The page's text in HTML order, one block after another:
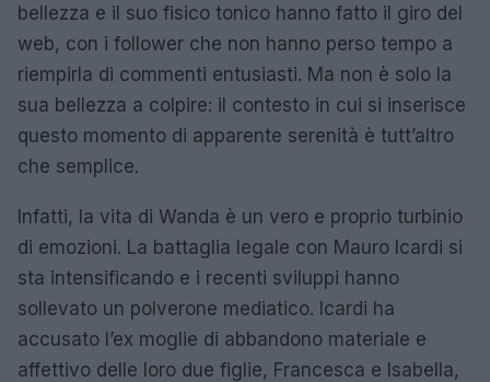
bellezza e il suo fisico tonico hanno fatto il giro del
web, con i follower che non hanno perso tempo a
riempirla di commenti entusiasti. Ma non è solo la
sua bellezza a colpire: il contesto in cui si inserisce
questo momento di apparente serenità è tutt’altro
che semplice.
Infatti, la vita di Wanda è un vero e proprio turbinio
di emozioni. La battaglia legale con Mauro Icardi si
sta intensificando e i recenti sviluppi hanno
sollevato un polverone mediatico. Icardi ha
accusato l’ex moglie di abbandono materiale e
affettivo delle loro due figlie, Francesca e Isabella,